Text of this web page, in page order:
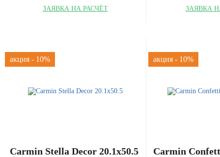
ЗАЯВКА НА РАСЧЁТ ЗАЯВКА
акция - 10%
Carmin Stella Decor 20.1x50.5
акция - 10%
Carmin